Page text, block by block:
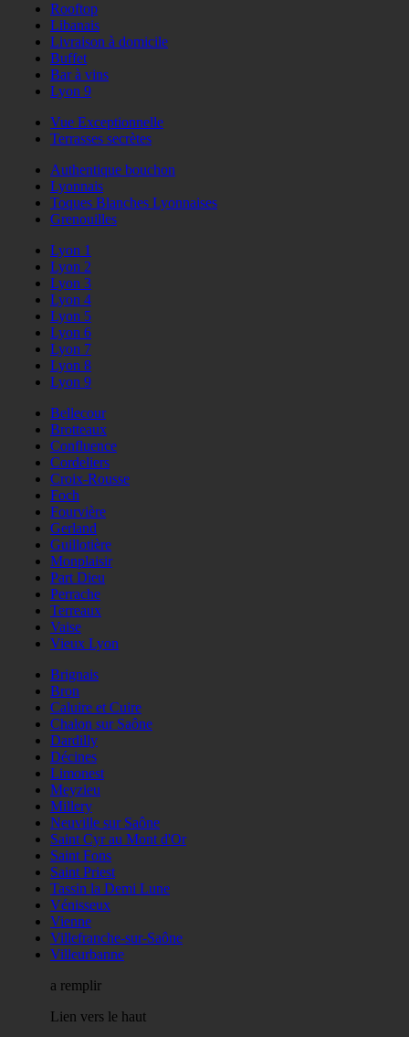
Rooftop
Libanais
Livraison à domicile
Buffet
Bar à vins
Lyon 9
Vue Exceptionnelle
Terrasses secrètes
Authentique bouchon
Lyonnais
Toques Blanches Lyonnaises
Grenouilles
Lyon 1
Lyon 2
Lyon 3
Lyon 4
Lyon 5
Lyon 6
Lyon 7
Lyon 8
Lyon 9
Bellecour
Brotteaux
Confluence
Cordeliers
Croix-Rousse
Foch
Fourvière
Gerland
Guillotière
Monplaisir
Part Dieu
Perrache
Terreaux
Vaise
Vieux Lyon
Brignais
Bron
Caluire et Cuire
Chalon sur Saône
Dardilly
Décines
Limonest
Meyzieu
Millery
Neuville sur Saône
Saint Cyr au Mont d'Or
Saint Fons
Saint Priest
Tassin la Demi Lune
Vénisseux
Vienne
Villefranche-sur-Saône
Villeurbanne
a remplir
Lien vers le haut